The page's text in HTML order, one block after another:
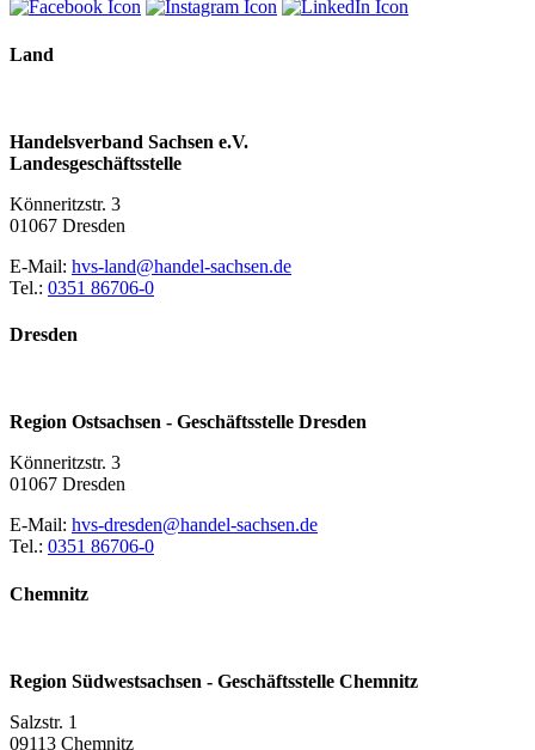
Land
Handelsverband Sachsen e.V.
Landesgeschäftsstelle
Könneritzstr. 3
01067 Dresden
E-Mail: hvs-land@handel-sachsen.de
Tel.: 0351 86706-0
Dresden
Region Ostsachsen - Geschäftsstelle Dresden
Könneritzstr. 3
01067 Dresden
E-Mail: hvs-dresden@handel-sachsen.de
Tel.: 0351 86706-0
Chemnitz
Region Südwestsachsen - Geschäftsstelle Chemnitz
Salzstr. 1
09113 Chemnitz